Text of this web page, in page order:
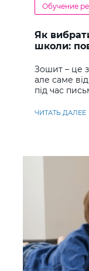
Обучение
Як
школи:
Зошит – це
але саме
під час
ЧИТАТЬ ДАЛЕЕ